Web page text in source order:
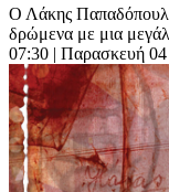
Ο Λάκης
δρώμενα με μια
07:30 | Παρασκευή